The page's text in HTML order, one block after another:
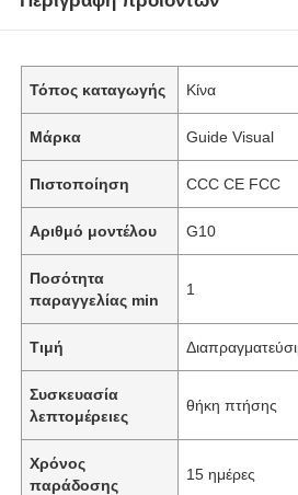
Τόπος καταγωγής Κίνα
Μάρκα Guide Visual
Πιστοποίηση CCC CE FCC
Αριθμό μοντέλου G10
Ποσότητα
παραγγελίας min
1
Τιμή
Συσκευασία
λεπτομέρειες
θήκη πτήσης
Χρόνος
παράδοσης
15 ημέρες